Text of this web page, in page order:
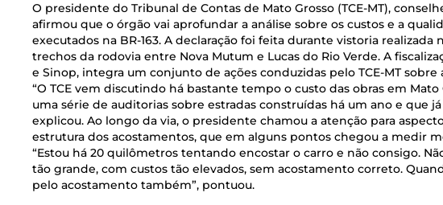
O presidente do Tribunal de Contas de Mato Grosso (TCE-MT),
afirmou que o órgão vai aprofundar a análise sobre os custos e a
executados na BR-163. A declaração foi feita durante vistoria realizada
trechos da rodovia entre Nova Mutum e Lucas do Rio Verde. A
e Sinop, integra um conjunto de ações conduzidas pelo TCE-MT
“O TCE vem discutindo há bastante tempo o custo das obras em Mato
uma série de auditorias sobre estradas construídas há um ano e que
explicou. Ao longo da via, o presidente chamou a atenção para
estrutura dos acostamentos, que em alguns pontos chegou a medir
“Estou há 20 quilômetros tentando encostar o carro e não consigo.
tão grande, com custos tão elevados, sem acostamento correto.
pelo acostamento também”, pontuou.